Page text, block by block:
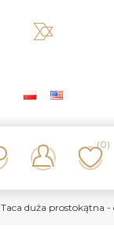
(0)
Taca duża prostokątna -